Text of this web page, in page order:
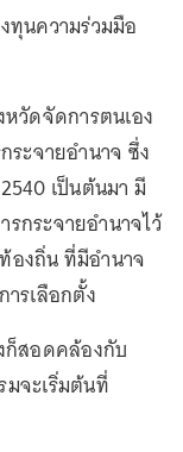
ทุนความร่วมมือ
วัดจัดการตนเอง
ระจายอำนาจ ซึ่ง
เป็นต้นมา มี
กระจายอำนาจไว้
องถิ่น ที่มีอำนาจ
รเลือกตั้ง
ก็สอดคล้องกับ
จะเริ่มต้นที่